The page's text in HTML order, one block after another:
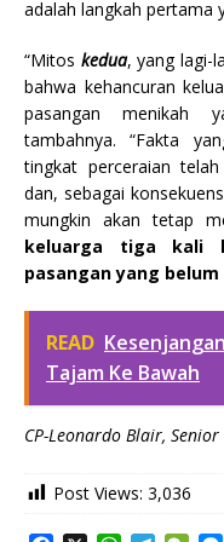
adalah langkah pertama
“Mitos kedua, yang lagi-
bahwa kehancuran
pasangan menikah
tambahnya. “Fakta
tingkat perceraian
dan, sebagai
mungkin akan tetap
keluarga tiga kali
pasangan yang
READ
Tajam Ke Bawah
CP-Leonardo Blair,
Post Views: 3,036